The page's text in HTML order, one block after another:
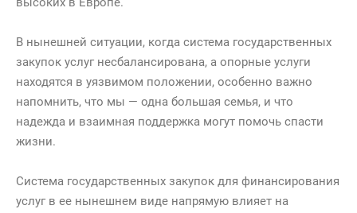
В нынешней ситуации, когда система государственных
закупок услуг несбалансирована, а опорные услуги
находятся в уязвимом положении, особенно важно
напомнить, что мы — одна большая семья, и что
надежда и взаимная поддержка могут помочь спасти
жизни.
Система государственных закупок для финансирования
услуг в ее нынешнем виде напрямую влияет на